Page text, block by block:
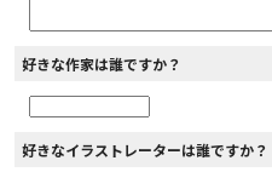
好きな作家は誰ですか？
好きなイラストレーターは誰ですか？